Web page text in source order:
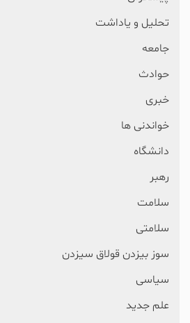
تحلیل و یاداشت
جامعه
حوادث
خبری
خواندنی ها
دانشگاه
رهبر
سلامت
سلامتی
سوز بیزدن قولاق سیزدن
سیاسی
علم جدید